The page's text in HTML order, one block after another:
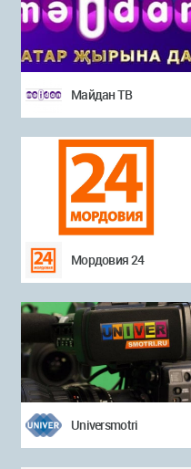
Майдан ТВ
Мордовия 24
Universmotri